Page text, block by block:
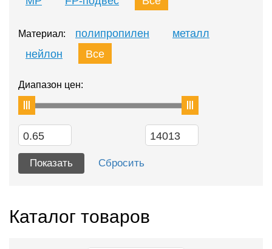
Материал: полипропилен
металл
нейлон
Все
Диапазон цен:
Каталог товаров